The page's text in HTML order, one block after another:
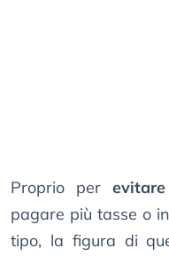
Proprio per
pagare più tasse o
tipo, la figura di